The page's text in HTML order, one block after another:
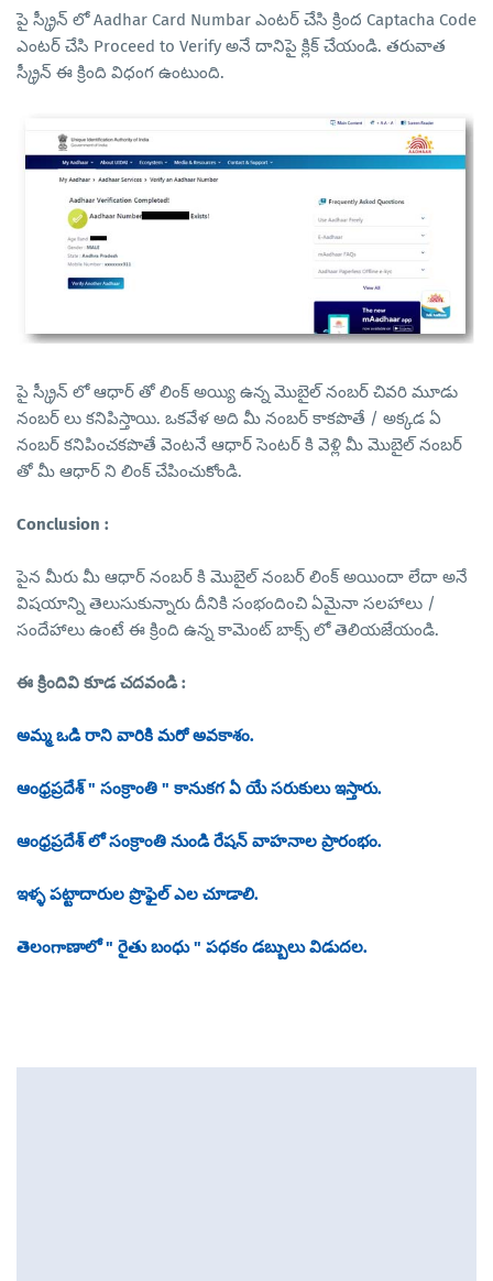
పై స్క్రీన్ లో Aadhar Card Numbar ఎంటర్ చేసి క్రింద Captacha Code
ఎంటర్ చేసి Proceed to Verify అనే దానిపై క్లిక్ చేయండి. తరువాత
స్క్రీన్ ఈ క్రింది విధంగ ఉంటుంది.
పై స్క్రీన్ లో ఆధార్ తో లింక్ అయ్యి ఉన్న మొబైల్ నంబర్ చివరి మూడు
నంబర్ లు కనిపిస్తాయి. ఒకవేళ అది మీ నంబర్ కాకపొతే / అక్కడ ఏ
నంబర్ కనిపించకపొతే వెంటనే ఆధార్ సెంటర్ కి వెళ్లి మీ మొబైల్ నంబర్
తో మీ ఆధార్ ని లింక్ చేపించుకోండి.
Conclusion :
పైన మీరు మీ ఆధార్ నంబర్ కి మొబైల్ నంబర్ లింక్ అయిందా లేదా అనే
విషయాన్ని తెలుసుకున్నారు దీనికి సంభందించి ఏమైనా సలహాలు /
సందేహాలు ఉంటే ఈ క్రింది ఉన్న కామెంట్ బాక్స్ లో తెలియజేయండి.
ఈ క్రిందివి కూడ చదవండి :
అమ్మ ఒడి రాని వారికి మరో అవకాశం.
ఆంధ్రప్రదేశ్ " సంక్రాంతి " కానుకగ ఏ యే సరుకులు ఇస్తారు.
ఆంధ్రప్రదేశ్ లో సంక్రాంతి నుండి రేషన్ వాహనాల ప్రారంభం.
ఇళ్ళ పట్టాదారుల ప్రొఫైల్ ఎల చూడాలి.
తెలంగాణాలో " రైతు బంధు " పధకం డబ్బులు విడుదల.